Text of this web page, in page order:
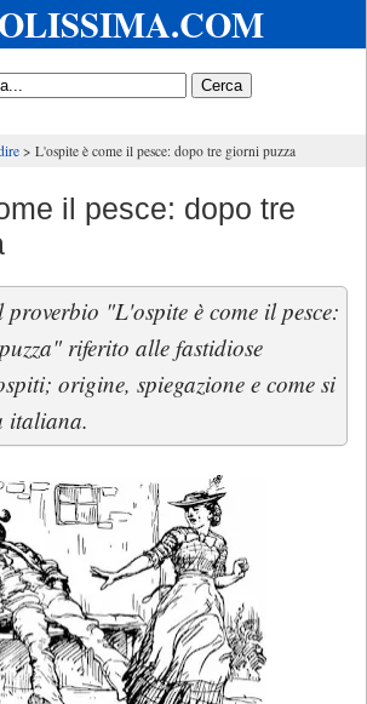
L'ospite è come il pesce: dopo tre giorni puzza
il pesce: dopo tre
"L'ospite è come il pesce:
riferito alle fastidiose
origine, spiegazione e come si
italiana.